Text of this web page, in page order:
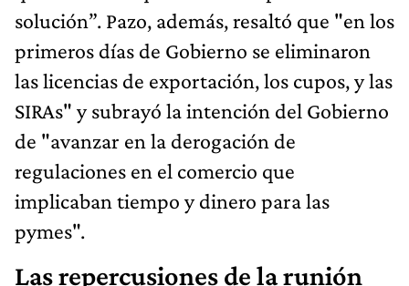
solución”. Pazo, además, resaltó que "en los
primeros días de Gobierno se eliminaron
las licencias de exportación, los cupos, y las
SIRAs" y subrayó la intención del Gobierno
de "avanzar en la derogación de
regulaciones en el comercio que
implicaban tiempo y dinero para las
pymes".
Las repercusiones de la runión